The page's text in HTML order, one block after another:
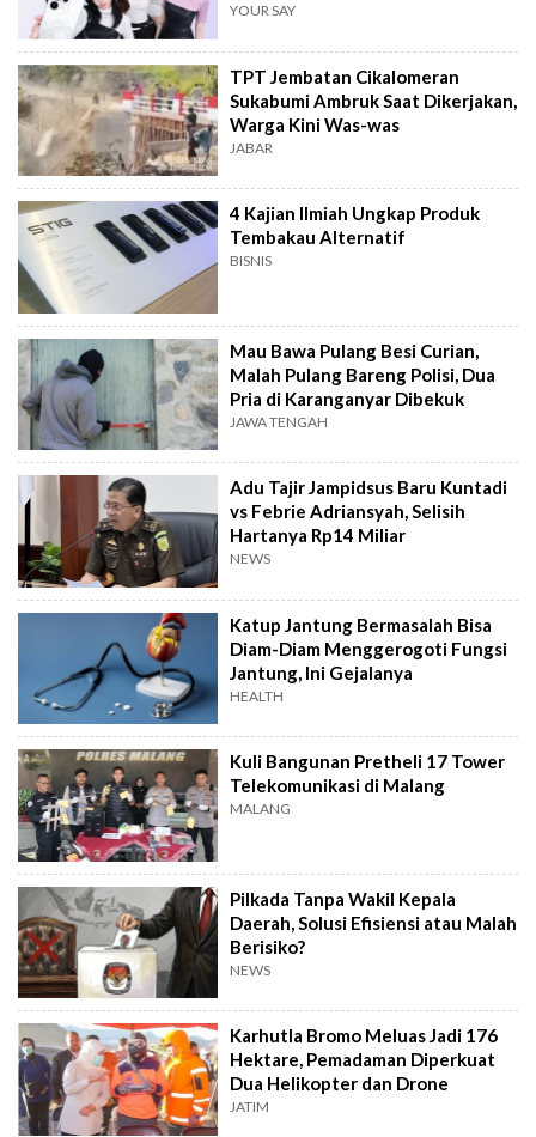
YOUR SAY
TPT Jembatan Cikalomeran
Sukabumi Ambruk Saat Dikerjakan,
Warga Kini Was-was
JABAR
4 Kajian Ilmiah Ungkap Produk
Tembakau Alternatif
BISNIS
Mau Bawa Pulang Besi Curian,
Malah Pulang Bareng Polisi, Dua
Pria di Karanganyar Dibekuk
JAWA TENGAH
Adu Tajir Jampidsus Baru Kuntadi
vs Febrie Adriansyah, Selisih
Hartanya Rp14 Miliar
NEWS
Katup Jantung Bermasalah Bisa
Diam-Diam Menggerogoti Fungsi
Jantung, Ini Gejalanya
HEALTH
Kuli Bangunan Pretheli 17 Tower
Telekomunikasi di Malang
MALANG
Pilkada Tanpa Wakil Kepala
Daerah, Solusi Efisiensi atau Malah
Berisiko?
NEWS
Karhutla Bromo Meluas Jadi 176
Hektare, Pemadaman Diperkuat
Dua Helikopter dan Drone
JATIM